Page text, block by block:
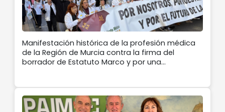
Manifestación histórica de la profesión médica
de la Región de Murcia contra la firma del
borrador de Estatuto Marco y por una